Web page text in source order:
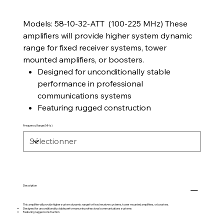
Models: 58-10-32-ATT (100-225 MHz) These
amplifiers will provide higher system dynamic
range for fixed receiver systems, tower
mounted amplifiers, or boosters.
Designed for unconditionally stable
performance in professional
communications systems
Featuring rugged construction
Frequency Range (MHz)
Description
This amplifier will provide higher system dynamic range for fixed receiver systems, tower mounted amplifiers, or boosters.
Designed for unconditionally stable performance in professional communications systems
Featuring rugged construction